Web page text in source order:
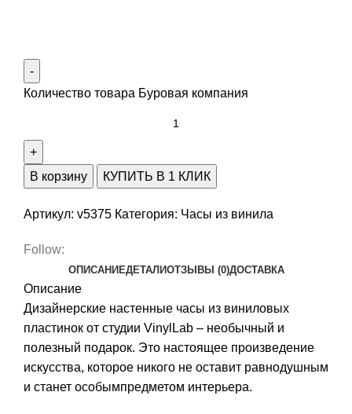
Количество товара Буровая компания
В корзину КУПИТЬ В 1 КЛИК
Артикул: v5375 Категория: Часы из винила
Follow:
ОПИСАНИЕДЕТАЛИОТЗЫВЫ (0)ДОСТАВКА
Описание
Дизайнерские настенные часы из виниловых
пластинок от студии VinylLab – необычный и
полезный подарок. Это настоящее произведение
искусства, которое никого не оставит равнодушным
и станет особымпредметом интерьера.